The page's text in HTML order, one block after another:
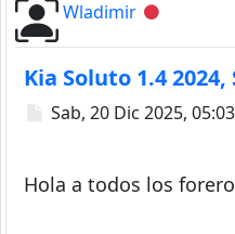
Wladimir
Kia Soluto 1.4
Mensaje
Sab, 20 Dic 2025, 05:03
Hola a todos los